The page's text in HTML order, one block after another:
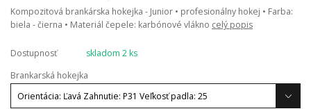
Kompozitová brankárska hokejka - Junior • profesionálny hokej • Farba:
biela - čierna • Materiál čepele: karbónové vlákno celý popis
Dostupnosť
skladom 2 ks
Brankarská hokejka